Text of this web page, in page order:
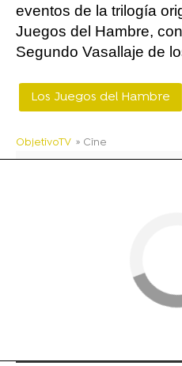
eventos de la trilogía
Juegos del Hambre,
Segundo Vasallaje de
Los Juegos del Hambre
ObjetivoTV » Cine